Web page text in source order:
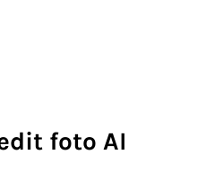
foto AI